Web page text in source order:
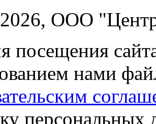
ООО "Центр
посещения
нами
персональных